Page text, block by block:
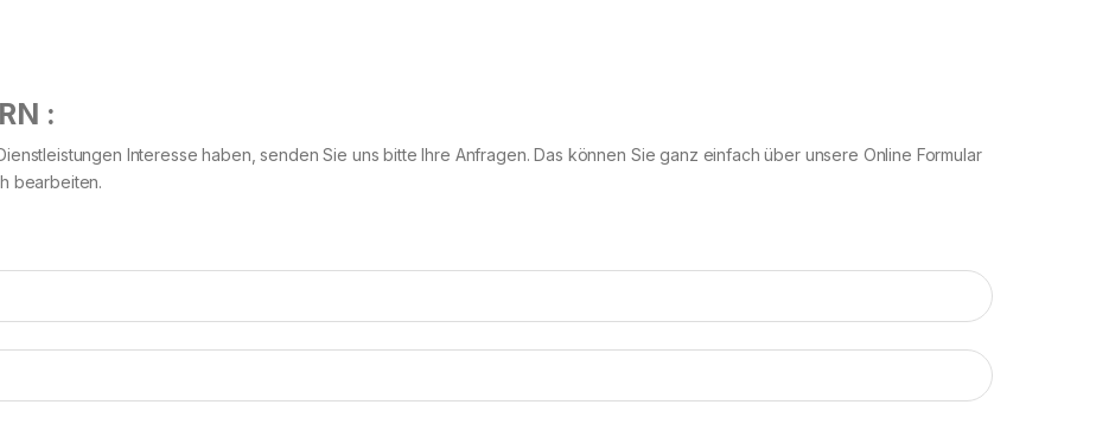
:
Interesse haben, senden Sie uns bitte Ihre Anfragen. Das können Sie ganz einfach über unsere Online Formular
bearbeiten.